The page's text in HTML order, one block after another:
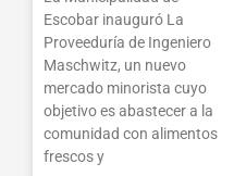
Escobar inauguró La
Proveeduría de Ingeniero
Maschwitz, un nuevo
mercado minorista cuyo
objetivo es abastecer a la
comunidad con alimentos
frescos y